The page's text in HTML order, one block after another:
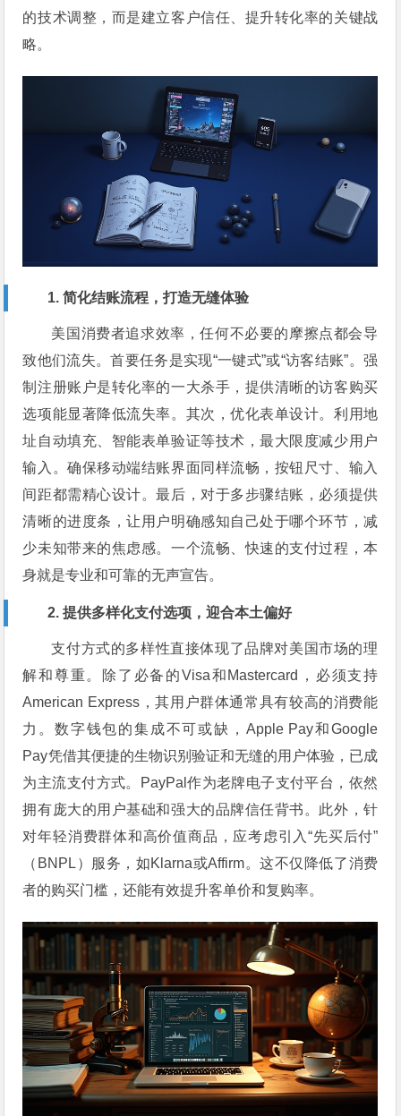
的技术调整，而是建立客户信任、提升转化率的关键战
略。
1. 简化结账流程，打造无缝体验
美国消费者追求效率，任何不必要的摩擦点都会导
致他们流失。首要任务是实现“一键式”或“访客结账”。强
制注册账户是转化率的一大杀手，提供清晰的访客购买
选项能显著降低流失率。其次，优化表单设计。利用地
址自动填充、智能表单验证等技术，最大限度减少用户
输入。确保移动端结账界面同样流畅，按钮尺寸、输入
间距都需精心设计。最后，对于多步骤结账，必须提供
清晰的进度条，让用户明确感知自己处于哪个环节，减
少未知带来的焦虑感。一个流畅、快速的支付过程，本
身就是专业和可靠的无声宣告。
2. 提供多样化支付选项，迎合本土偏好
支付方式的多样性直接体现了品牌对美国市场的理
解和尊重。除了必备的Visa和Mastercard，必须支持
American Express，其用户群体通常具有较高的消费能
力。数字钱包的集成不可或缺，Apple Pay和Google
Pay凭借其便捷的生物识别验证和无缝的用户体验，已成
为主流支付方式。PayPal作为老牌电子支付平台，依然
拥有庞大的用户基础和强大的品牌信任背书。此外，针
对年轻消费群体和高价值商品，应考虑引入“先买后付”
（BNPL）服务，如Klarna或Affirm。这不仅降低了消费
者的购买门槛，还能有效提升客单价和复购率。